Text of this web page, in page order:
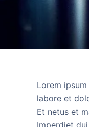
Lorem
labore et
Et netus et
Imperdiet